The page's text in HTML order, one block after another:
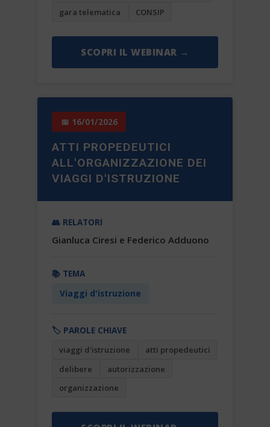
gara telematica
CONSIP
SCOPRI IL WEBINAR →
📅 16/01/2026
ATTI PROPEDEUTICI
ALL'ORGANIZZAZIONE DEI
VIAGGI D'ISTRUZIONE
👥 RELATORI
Gianluca Ciresi e Federico Adduono
📚 TEMA
Viaggi d'istruzione
🏷️ PAROLE CHIAVE
viaggi d'istruzione
atti propedeutici
delibere
autorizzazione
organizzazione